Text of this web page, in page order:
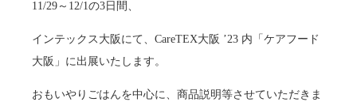
11/29～12/1の3日間、
インテックス大阪にて、CareTEX大阪 ’23 内「ケアフード
大阪」に出展いたします。
おもいやりごはんを中心に、商品説明等させていただきま